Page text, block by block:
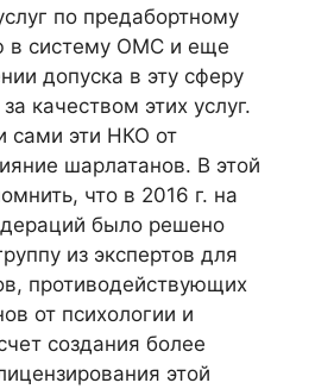
по предабортному
в систему ОМС и еще
допуска в эту сферу
качеством этих услуг.
сами эти НКО от
шарлатанов. В этой
что в 2016 г. на
было решено
из экспертов для
противодействующих
от психологии и
создания более
этой